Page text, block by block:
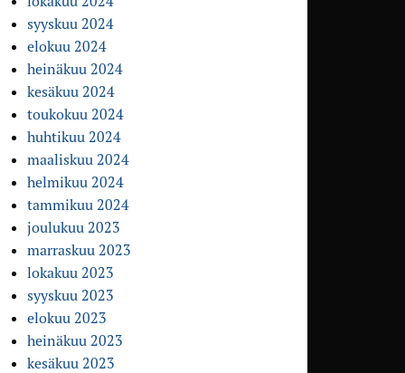
syyskuu 2024
elokuu 2024
heinäkuu 2024
kesäkuu 2024
toukokuu 2024
huhtikuu 2024
maaliskuu 2024
helmikuu 2024
tammikuu 2024
joulukuu 2023
marraskuu 2023
lokakuu 2023
syyskuu 2023
elokuu 2023
heinäkuu 2023
kesäkuu 2023